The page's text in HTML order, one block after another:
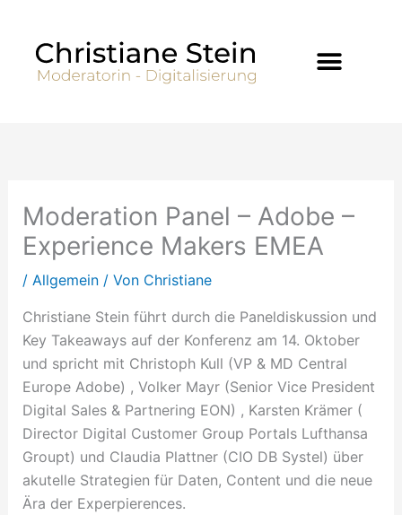
springen
Moderation Panel – Adobe –
Experience Makers EMEA
/ Allgemein/ Von Christiane
Christiane Stein führt durch die Paneldiskussion und
Key Takeaways auf der Konferenz am 14. Oktober
und spricht mit Christoph Kull (VP & MD Central
Europe Adobe) , Volker Mayr (Senior Vice President
Digital Sales & Partnering EON) , Karsten Krämer (
Director Digital Customer Group Portals Lufthansa
Groupt) und Claudia Plattner (CIO DB Systel) über
akutelle Strategien für Daten, Content und die neue
Ära der Experpierences.